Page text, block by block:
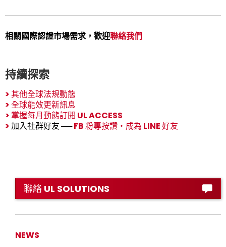
相關國際認證市場需求，歡迎聯絡我們
持續探索
>其他全球法規動態
>全球能效更新訊息
> 掌握每月動態訂閱 UL ACCESS
>加入社群好友 ──FB 粉專按讚 ‧ 成為 LINE 好友
聯絡 UL SOLUTIONS
NEWS